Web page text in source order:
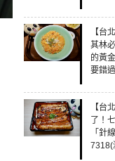
【台
其林
的黃
要錯
【台
了！
「針
7318(